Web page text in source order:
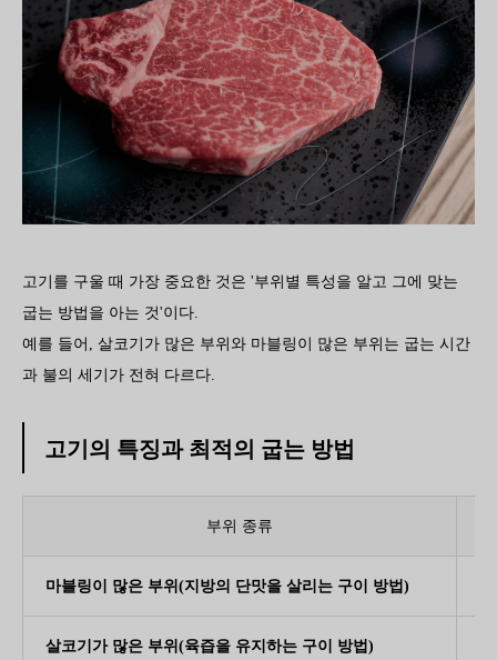
고기를 구울 때 가장 중요한 것은 '부위별 특성을 알고 그에 맞는
굽는 방법을 아는 것'이다.
예를 들어, 살코기가 많은 부위와 마블링이 많은 부위는 굽는 시간
과 불의 세기가 전혀 다르다.
고기의 특징과 최적의 굽는 방법
부위 종류
마블링이 많은 부위(지방의 단맛을 살리는 구이 방법)
살코기가 많은 부위(육즙을 유지하는 구이 방법)